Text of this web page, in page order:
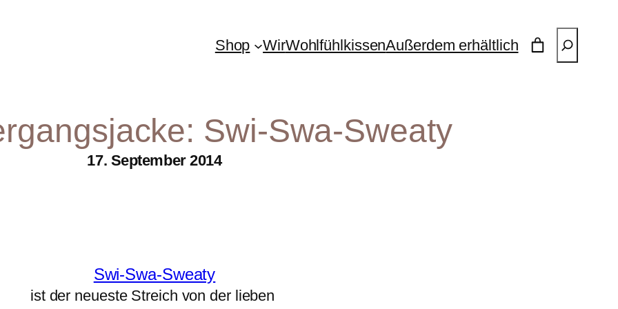
Shop WirWohlfühlkissenAußerdem erhältlich
Swi-Swa-Sweaty
17. September 2014
Swi-Swa-Sweaty
ist der neueste Streich von der lieben